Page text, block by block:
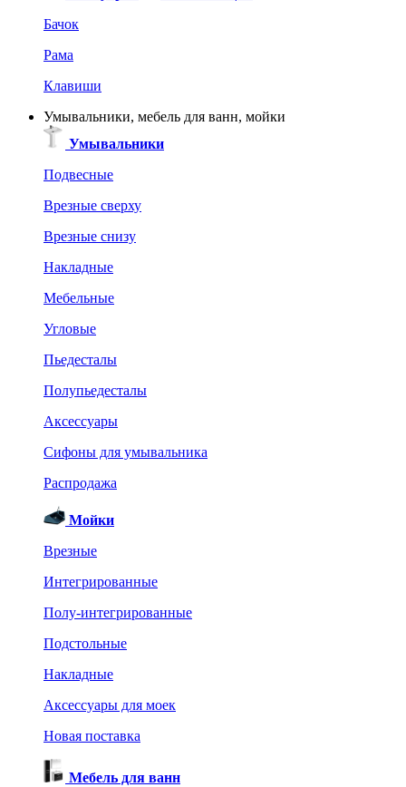
Бачок
Рама
Клавиши
Умывальники, мебель для ванн, мойки
Умывальники
Подвесные
Врезные сверху
Врезные снизу
Накладные
Мебельные
Угловые
Пьедесталы
Полупьедесталы
Аксессуары
Сифоны для умывальника
Распродажа
Мойки
Врезные
Интегрированные
Полу-интегрированные
Подстольные
Накладные
Аксессуары для моек
Новая поставка
Мебель для ванн